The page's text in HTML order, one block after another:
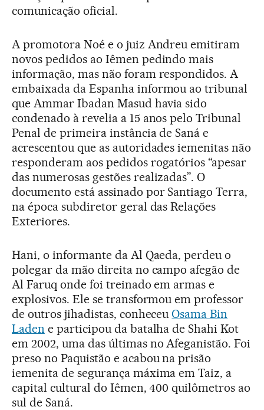
comunicação oficial.
A promotora Noé e o juiz Andreu emitiram
novos pedidos ao Iêmen pedindo mais
informação, mas não foram respondidos. A
embaixada da Espanha informou ao tribunal
que Ammar Ibadan Masud havia sido
condenado à revelia a 15 anos pelo Tribunal
Penal de primeira instância de Saná e
acrescentou que as autoridades iemenitas não
responderam aos pedidos rogatórios “apesar
das numerosas gestões realizadas”. O
documento está assinado por Santiago Terra,
na época subdiretor geral das Relações
Exteriores.
Hani, o informante da Al Qaeda, perdeu o
polegar da mão direita no campo afegão de
Al Faruq onde foi treinado em armas e
explosivos. Ele se transformou em professor
de outros jihadistas, conheceu Osama Bin
Laden e participou da batalha de Shahi Kot
em 2002, uma das últimas no Afeganistão. Foi
preso no Paquistão e acabou na prisão
iemenita de segurança máxima em Taiz, a
capital cultural do Iêmen, 400 quilômetros ao
sul de Saná.